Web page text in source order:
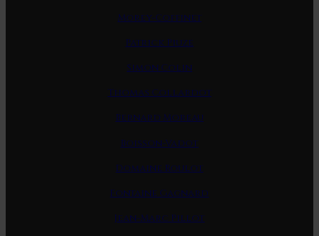
Morey-Coffinet
Patrick Piuze
Simon Colin
Thomas Collardot
Bernard Moreau
Boisson-Vadot
Domaine Roulot
Fontaine Gagnard
Jean-Marc Pillot